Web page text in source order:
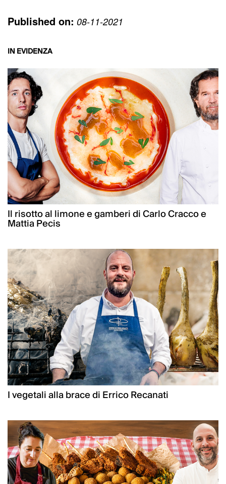
Published on: 08-11-2021
IN EVIDENZA
Il risotto al limone e gamberi di Carlo Cracco e
Mattia Pecis
I vegetali alla brace di Errico Recanati